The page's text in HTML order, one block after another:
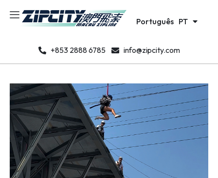
Português PT
한국어 KO
+853 2888 6785 info@zipcity.com